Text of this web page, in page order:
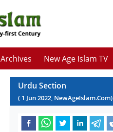
Archives New Age Islam TV
Urdu Section
( 1 Jun2022, NewAgeIslam.Com)